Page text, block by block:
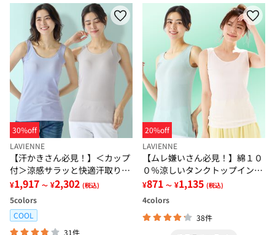
30%off
LAVIENNE
【汗かきさん必見！】＜カップ
付＞涼感サラッと快適汗取りタ
ンクトップインナー＜さらりラ
ボ＞
¥1,917 ～ ¥2,302 (税込)
5colors
COOL
31件
20%off
LAVIENNE
【ムレ嫌いさん必見！】綿１０
０％涼しいタンクトップインナ
ー＜さらりラボ＞
¥871 ～ ¥1,135 (税込)
4colors
38件